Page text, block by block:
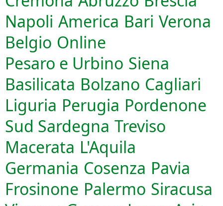
Napoli America Bari Verona
Belgio Online
Pesaro e Urbino Siena
Basilicata Bolzano Cagliari
Liguria Perugia Pordenone
Sud Sardegna Treviso
Macerata L'Aquila
Germania Cosenza Pavia
Frosinone Palermo Siracusa